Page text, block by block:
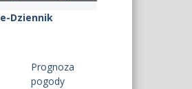
e-Dziennik
Prognoza
pogody